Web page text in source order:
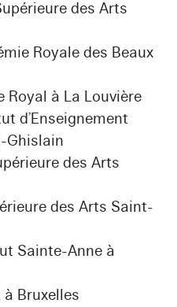
des Arts
Royale des Beaux
Royal à La Louvière
d’Enseignement
Ghislain
des Arts
des Arts Saint-
Sainte-Anne à
à Bruxelles